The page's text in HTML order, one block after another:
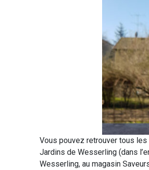
Vous pouvez retrouver tous
Jardins de Wesserling (dans
Wesserling, au magasin